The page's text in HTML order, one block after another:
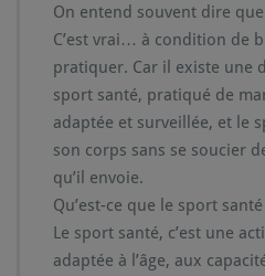
On entend souvent dire que
C’est vrai… à condition de
pratiquer. Car il existe une
sport santé, pratiqué de
adaptée et surveillée, et le
son corps sans se soucier
qu’il envoie.
Qu’est-ce que le sport santé
Le sport santé, c’est une
adaptée à l’âge, aux